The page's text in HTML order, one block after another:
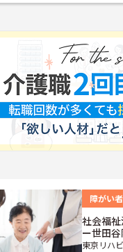
障がい
社会福
ー世田
東京リハ